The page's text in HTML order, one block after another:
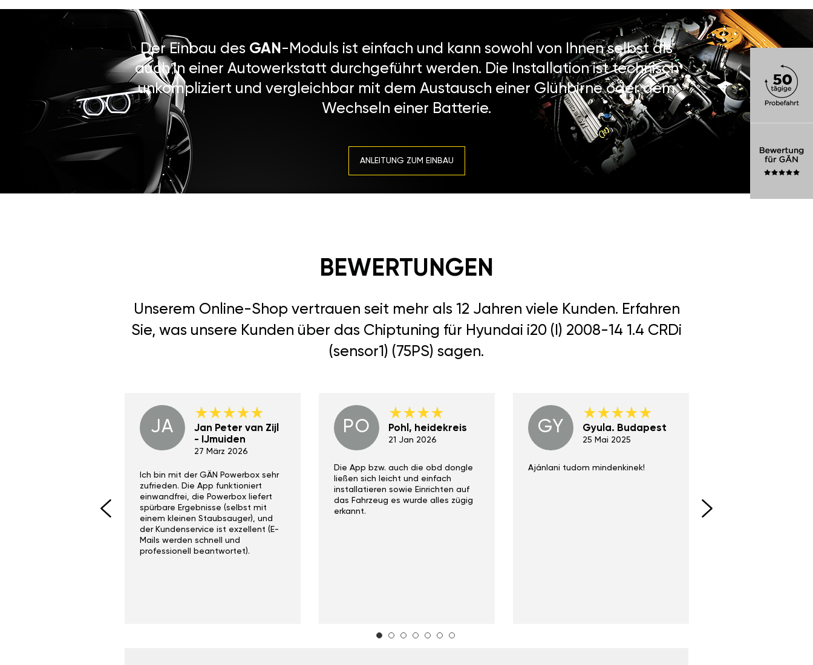
Der Einbau des GAN -Moduls ist einfach und kann sowohl von Ihnen selbst als
auch in einer Autowerkstatt durchgeführt werden. Die Installation ist technisch
unkompliziert und vergleichbar mit dem Austausch einer Glühbirne oder dem
Wechseln einer Batterie.
ANLEITUNG ZUM EINBAU
BEWERTUNGEN
Unserem Online-Shop vertrauen seit mehr als 12 Jahren viele Kunden. Erfahren
Sie, was unsere Kunden über das Chiptuning für Hyundai i20 (I) 2008-14 1.4 CRDi
(sensor1) (75PS) sagen.
JA
Jan Peter van Zijl
- IJmuiden
27 März 2026
Ich bin mit der GÄN Powerbox sehr
zufrieden. Die App funktioniert
einwandfrei, die Powerbox liefert
spürbare Ergebnisse (selbst mit
einem kleinen Staubsauger), und
der Kundenservice ist exzellent (E-
Mails werden schnell und
professionell beantwortet).
PO Pohl, heidekreis
21 Jan 2026
Die App bzw. auch die obd dongle
ließen sich leicht und einfach
installatieren sowie Einrichten auf
das Fahrzeug es wurde alles zügig
erkannt.
GY Gyula. Budapest
25 Mai 2025
Ajánlani tudom mindenkinek!